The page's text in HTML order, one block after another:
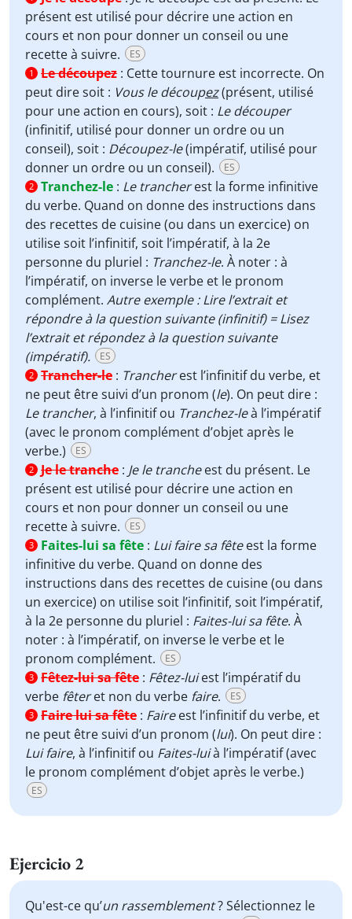
présent est utilisé pour décrire une action en
cours et non pour donner un conseil ou une
recette à suivre.
ES
1 Le découpez : Cette tournure est incorrecte. On
peut dire soit : Vous le découpez(présent, utilisé
pour une action en cours), soit : Le découper
(infinitif, utilisé pour donner un ordre ou un
conseil), soit : Découpez-le(impératif, utilisé pour
donner un ordre ou un conseil).
ES
2 Tranchez-le : Le trancherest la forme infinitive
du verbe. Quand on donne des instructions dans
des recettes de cuisine (ou dans un exercice) on
utilise soit l’infinitif, soit l’impératif, à la 2e
personne du pluriel : Tranchez-le. À noter : à
l’impératif, on inverse le verbe et le pronom
complément. Autre exemple : Lire l’extrait et
répondre à la question suivante (infinitif) = Lisez
l’extrait et répondez à la question suivante
(impératif).
ES
2 Trancher-le : Trancherest l’infinitif du verbe, et
ne peut être suivi d’un pronom (le). On peut dire :
Le trancher, à l’infinitif ou Tranchez-leà l’impératif
(avec le pronom complément d’objet après le
verbe.)
ES
2 Je le tranche : Je le trancheest du présent. Le
présent est utilisé pour décrire une action en
cours et non pour donner un conseil ou une
recette à suivre.
ES
3 Faites-lui sa fête : Lui faire sa fêteest la forme
infinitive du verbe. Quand on donne des
instructions dans des recettes de cuisine (ou dans
un exercice) on utilise soit l’infinitif, soit l’impératif,
à la 2e personne du pluriel : Faites-lui sa fête. À
noter : à l’impératif, on inverse le verbe et le
pronom complément.
ES
3 Fêtez-lui sa fête : Fêtez-luiest l’impératif du
verbe fêteret non du verbe faire. ES
3 Faire lui sa fête : Faireest l’infinitif du verbe, et
ne peut être suivi d’un pronom (lui). On peut dire :
Lui faire, à l’infinitif ou Faites-luià l’impératif (avec
le pronom complément d’objet après le verbe.)
ES
Ejercicio 2
Qu'est-ce qu’un rassemblement? Sélectionnez le